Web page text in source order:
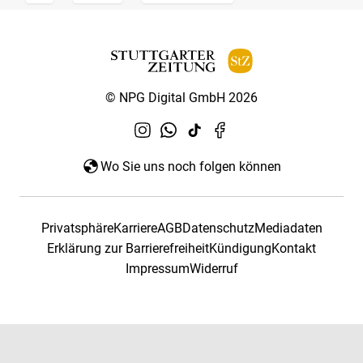
© NPG Digital GmbH 2026
Wo Sie uns noch folgen können
PrivatsphäreKarriereAGBDatenschutzMediadaten
Erklärung zur BarrierefreiheitKündigungKontakt
ImpressumWiderruf